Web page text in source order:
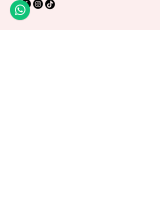
colección! 💚🎬